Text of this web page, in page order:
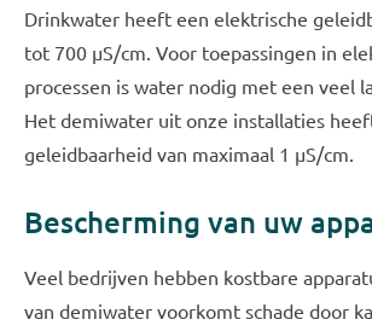
Drinkwater heeft een elektrische
tot 700 µS/cm. Voor toepassingen in
processen is water nodig met een veel
Het demiwater uit onze installaties
geleidbaarheid van maximaal 1 µS/cm.
Bescherming van uw
Veel bedrijven hebben kostbare
van demiwater voorkomt schade door